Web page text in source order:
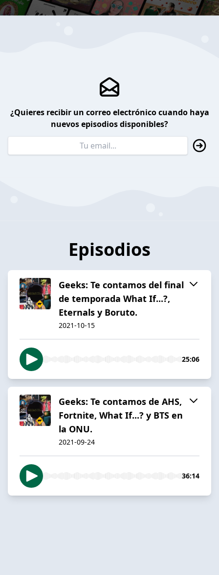
¿Quieres recibir un correo electrónico cuando haya
nuevos episodios disponibles?
Episodios
Geeks: Te contamos del final
de temporada What If...?,
Eternals y Boruto.
2021-10-15
25:06
Geeks: Te contamos de AHS,
Fortnite, What If...? y BTS en
la ONU.
2021-09-24
36:14